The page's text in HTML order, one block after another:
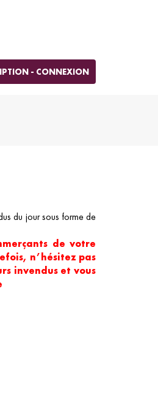
- CONNEXION
du jour sous forme de
de votre
n’hésitez pas
invendus et vous